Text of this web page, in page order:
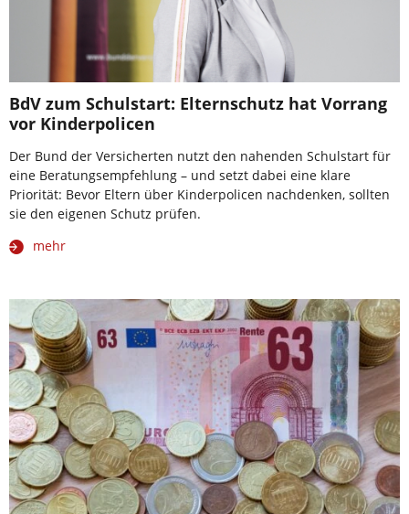
BdV zum Schulstart: Elternschutz hat Vorrang
vor Kinderpolicen
Der Bund der Versicherten nutzt den nahenden Schulstart für
eine Beratungsempfehlung – und setzt dabei eine klare
Priorität: Bevor Eltern über Kinderpolicen nachdenken, sollten
sie den eigenen Schutz prüfen.
mehr